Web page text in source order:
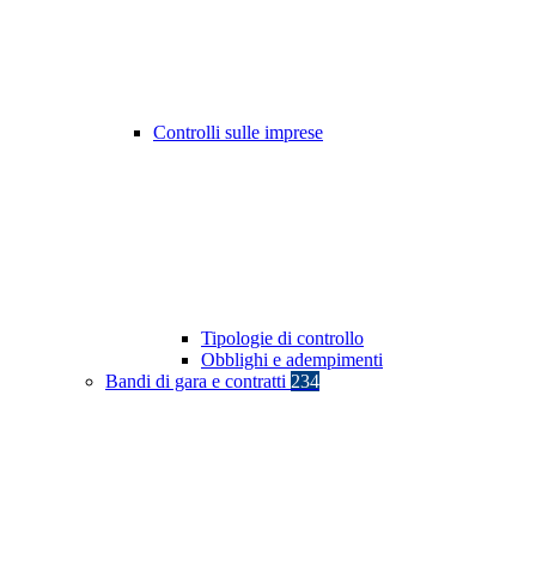
Controlli sulle imprese
Tipologie di controllo
Obblighi e adempimenti
Bandi di gara e contratti 234